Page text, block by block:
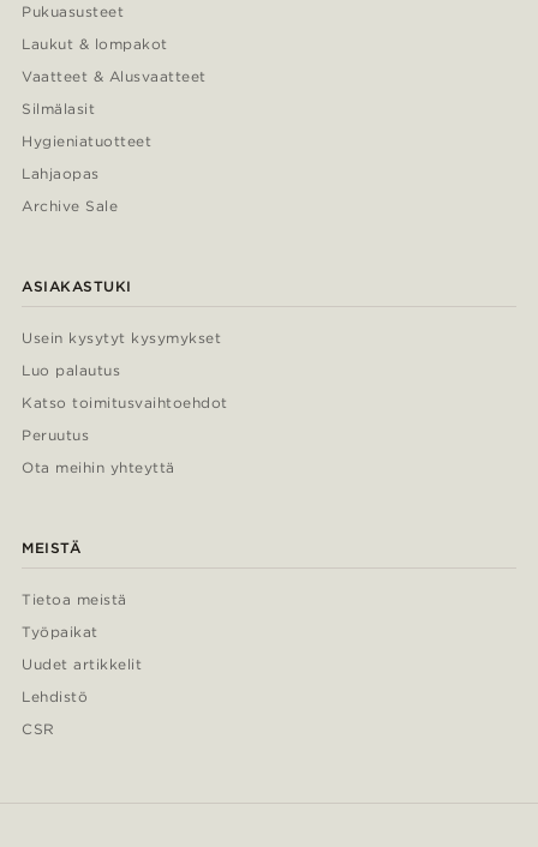
Pukuasusteet
Laukut & lompakot
Vaatteet & Alusvaatteet
Silmälasit
Hygieniatuotteet
Lahjaopas
Archive Sale
ASIAKASTUKI
Usein kysytyt kysymykset
Luo palautus
Katso toimitusvaihtoehdot
Peruutus
Ota meihin yhteyttä
MEISTÄ
Tietoa meistä
Työpaikat
Uudet artikkelit
Lehdistö
CSR